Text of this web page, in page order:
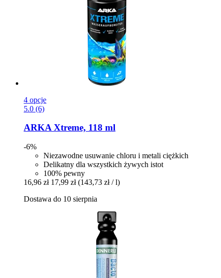
4 opcje
5.0 (6)
ARKAXtreme, 118 ml
-6%
Niezawodne usuwanie chloru i metali ciężkich
Delikatny dla wszystkich żywych istot
100% pewny
16,96 zł 17,99 zł (143,73 zł / l)
Dostawa do 10 sierpnia